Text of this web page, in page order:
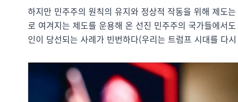
하지만 민주주의 원칙의 유지와 정상적 작동을 위해 제도
로 여겨지는 제도를 운용해 온 선진 민주주의 국가들에서
인이 당선되는 사례가 빈번하다(우리는 트럼프 시대를 다